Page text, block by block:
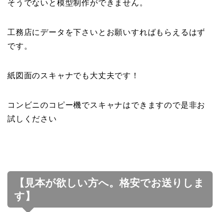
そうでないと模型制作ができません。
工務店にデータを下さいとお願いすればもらえるはず
です。
紙図面のスキャナでも大丈夫です！
コンビニのコピー機でスキャナはできますので是非お
試しください
【見本が欲しい方へ。格安でお送りしま
す】